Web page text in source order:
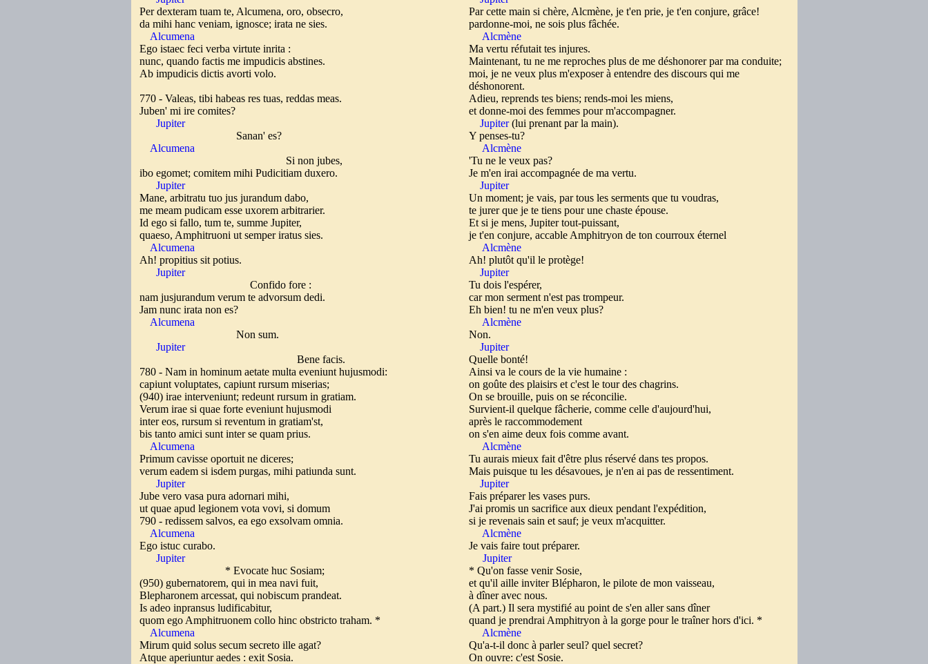
Per dexteram tuam te, Alcumena, oro, obsecro,
da mihi hanc veniam, ignosce; irata ne sies.
Alcumena
Ego istaec feci verba virtute inrita :
nunc, quando factis me impudicis abstines.
Ab impudicis dictis avorti volo.
Par cette main si chère, Alcmène, je t'en prie, je t'en conjure, grâce!
pardonne-moi, ne sois plus fâchée.
Alcmène
Ma vertu réfutait tes injures.
Maintenant, tu ne me reproches plus de me déshonorer par ma conduite;
moi, je ne veux plus m'exposer à entendre des discours qui me
déshonorent.
770 - Valeas, tibi habeas res tuas, reddas meas.
Juben' mi ire comites?
Jupiter
Sanan' es?
Alcumena
Si non jubes,
ibo egomet; comitem mihi Pudicitiam duxero.
Jupiter
Mane, arbitratu tuo jus jurandum dabo,
me meam pudicam esse uxorem arbitrarier.
Id ego si fallo, tum te, summe Jupiter,
quaeso, Amphitruoni ut semper iratus sies.
Alcumena
Ah! propitius sit potius.
Jupiter
Confido fore :
nam jusjurandum verum te advorsum dedi.
Jam nunc irata non es?
Alcumena
Non sum.
Jupiter
Bene facis.
Adieu, reprends tes biens; rends-moi les miens,
et donne-moi des femmes pour m'accompagner.
Jupiter(lui prenant par la main).
Y penses-tu?
Alcmène
'Tu ne le veux pas?
Je m'en irai accompagnée de ma vertu.
Jupiter
Un moment; je vais, par tous les serments que tu voudras,
te jurer que je te tiens pour une chaste épouse.
Et si je mens, Jupiter tout-puissant,
je t'en conjure, accable Amphitryon de ton courroux éternel
Alcmène
Ah! plutôt qu'il le protège!
Jupiter
Tu dois l'espérer,
car mon serment n'est pas trompeur.
Eh bien! tu ne m'en veux plus?
Alcmène
Non.
Jupiter
Quelle bonté!
780 - Nam in hominum aetate multa eveniunt hujusmodi:
capiunt voluptates, capiunt rursum miserias;
(940) irae interveniunt; redeunt rursum in gratiam.
Verum irae si quae forte eveniunt hujusmodi
inter eos, rursum si reventum in gratiam'st,
bis tanto amici sunt inter se quam prius.
Alcumena
Primum cavisse oportuit ne diceres;
verum eadem si isdem purgas, mihi patiunda sunt.
Jupiter
Jube vero vasa pura adornari mihi,
ut quae apud legionem vota vovi, si domum
Ainsi va le cours de la vie humaine :
on goûte des plaisirs et c'est le tour des chagrins.
On se brouille, puis on se réconcilie.
Survient-il quelque fâcherie, comme celle d'aujourd'hui,
après le raccommodement
on s'en aime deux fois comme avant.
Alcmène
Tu aurais mieux fait d'être plus réservé dans tes propos.
Mais puisque tu les désavoues, je n'en ai pas de ressentiment.
Jupiter
Fais préparer les vases purs.
J'ai promis un sacrifice aux dieux pendant l'expédition,
790 - redissem salvos, ea ego exsolvam omnia.
Alcumena
Ego istuc curabo.
Jupiter
* Evocate huc Sosiam;
(950) gubernatorem, qui in mea navi fuit,
Blepharonem arcessat, qui nobiscum prandeat.
Is adeo inpransus ludificabitur,
quom ego Amphitruonem collo hinc obstricto traham. *
Alcumena
Mirum quid solus secum secreto ille agat?
Atque aperiuntur aedes : exit Sosia.
si je revenais sain et sauf; je veux m'acquitter.
Alcmène
Je vais faire tout préparer.
Jupiter
* Qu'on fasse venir Sosie,
et qu'il aille inviter Blépharon, le pilote de mon vaisseau,
à dîner avec nous.
(A part.) Il sera mystifié au point de s'en aller sans dîner
quand je prendrai Amphitryon à la gorge pour le traîner hors d'ici. *
Alcmène
Qu'a-t-il donc à parler seul? quel secret?
On ouvre: c'est Sosie.